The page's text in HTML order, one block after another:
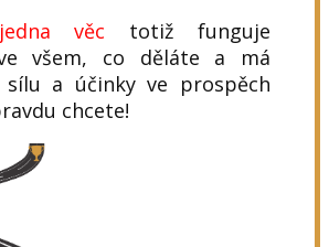
jedna věc totiž funguje
všem, co děláte a má
sílu a účinky ve prospěch
chcete!